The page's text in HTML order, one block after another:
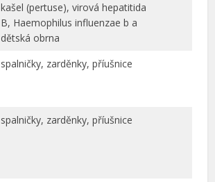
kašel (pertuse), virová hepatitida
B, Haemophilus influenzae b a
dětská obrna
spalničky, zarděnky, příušnice
spalničky, zarděnky, příušnice